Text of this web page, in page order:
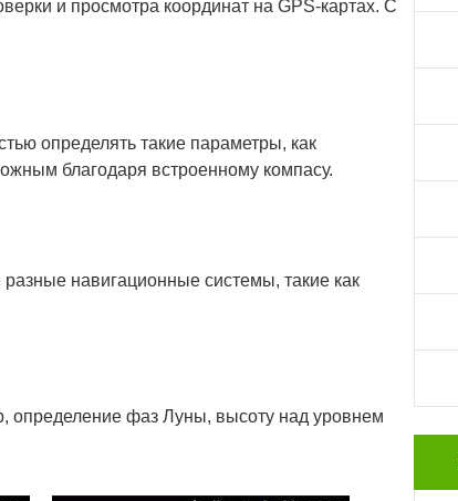
и просмотра координат на GPS-картах. С
определять такие параметры, как
благодаря встроенному компасу.
навигационные системы, такие как
определение фаз Луны, высоту над уровнем